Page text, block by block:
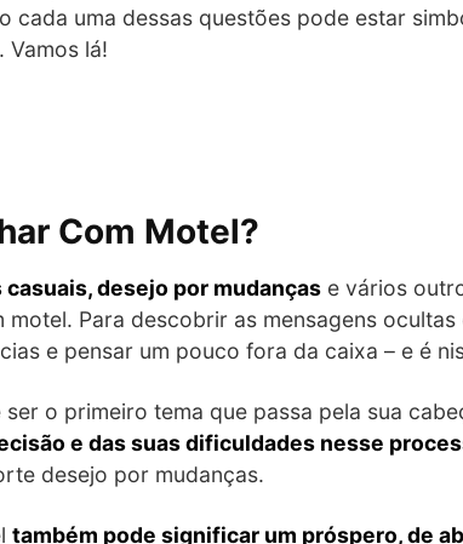
cada uma dessas questões pode estar
Vamos lá!
Com Motel?
desejo por mudanças e vários
Para descobrir as mensagens
e pensar um pouco fora da caixa – e é
o primeiro tema que passa pela sua
e das suas dificuldades nesse
desejo por mudanças.
também pode significar um próspero, de